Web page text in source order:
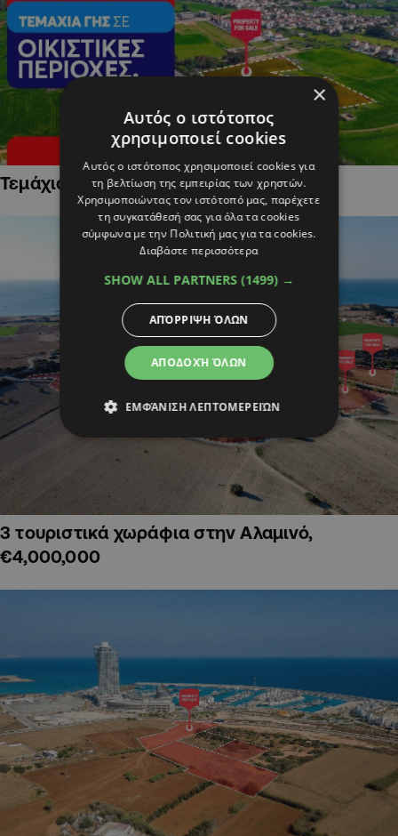
Τεμάχια Γης σε Οικιστικές Περιοχές
3 τουριστικά χωράφια στην Αλαμινό,
€4,000,000
×
Αυτός ο ιστότοπος
χρησιμοποιεί cookies
Αυτός ο ιστότοπος χρησιμοποιεί cookies για
τη βελτίωση της εμπειρίας των χρηστών.
Χρησιμοποιώντας τον ιστότοπό μας, παρέχετε
τη συγκατάθεσή σας για όλα τα cookies
σύμφωνα με την Πολιτική μας για τα cookies.
Διαβάστε περισσότερα
SHOW ALL PARTNERS (1499) →
ΑΠΟΔΟΧΉ ΌΛΩΝ
ΑΠΌΡΡΙΨΗ ΌΛΩΝ
ΕΜΦΆΝΙΣΗ ΛΕΠΤΟΜΕΡΕΙΏΝ